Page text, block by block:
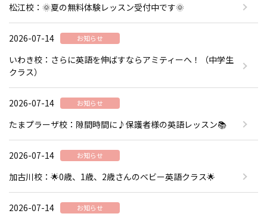
松江校：🌞夏の無料体験レッスン受付中です🌞
2026-07-14 お知らせ
いわき校：さらに英語を伸ばすならアミティーへ！（中学生
クラス）
2026-07-14 お知らせ
たまプラーザ校：隙間時間に♪保護者様の英語レッスン📚
2026-07-14 お知らせ
加古川校：🌟0歳、1歳、2歳さんのベビー英語クラス🌟
2026-07-14 お知らせ